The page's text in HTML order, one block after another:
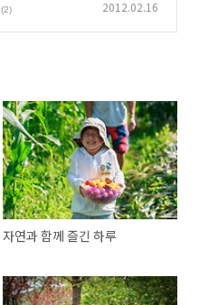
(2) 2012.02.16
자연과 함께 즐긴 하루